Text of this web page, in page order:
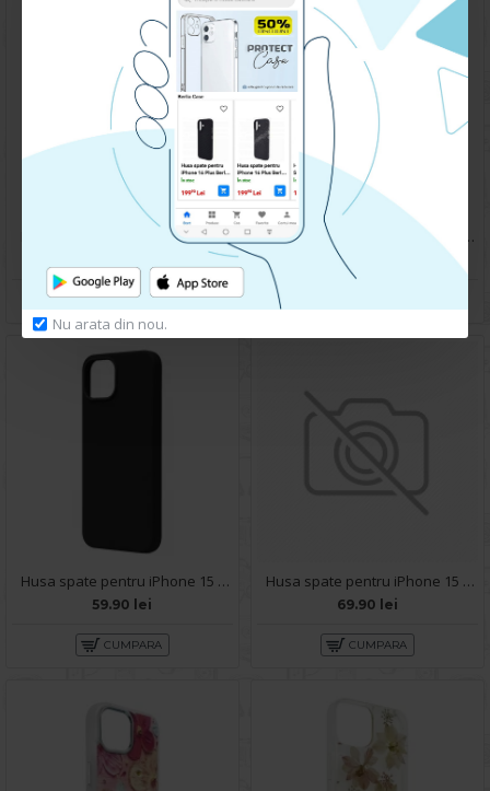
Nu arata din nou.
Husa spate pentru iPhone 15 Berlia Matte Magsafe - Semitransparent/Gri
CUMPARA
Husa spate pentru iPhone 15 Silicon Line - Turcoaz
59.90 lei
Husa spate pentru iPhone 15 B-Silicon Case - Negru
59.90 lei
CUMPARA
Husa spate pentru iPhone 15 Slide Case - Negru
69.90 lei
CUMPARA